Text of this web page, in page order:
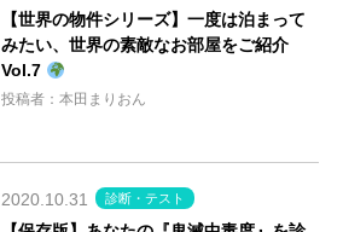
【世界の物件シリーズ】一度は泊まって
みたい、世界の素敵なお部屋をご紹介
Vol.7
投稿者：本田まりおん
2020.10.31 診断・テスト